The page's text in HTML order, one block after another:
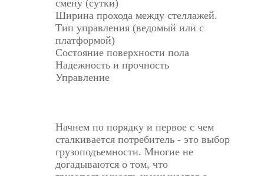
смену (сутки)
Ширина прохода между стеллажей.
Тип управления (ведомый или с
платформой)
Состояние поверхности пола
Надежность и прочность
Управление
Начнем по порядку и первое с чем
сталкивается потребитель - это выбор
грузоподъемности. Многие не
догадываются о том, что